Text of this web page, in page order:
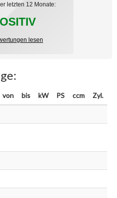
letzten 12 Monate:
lesen
von bis kW PS ccm Zyl.